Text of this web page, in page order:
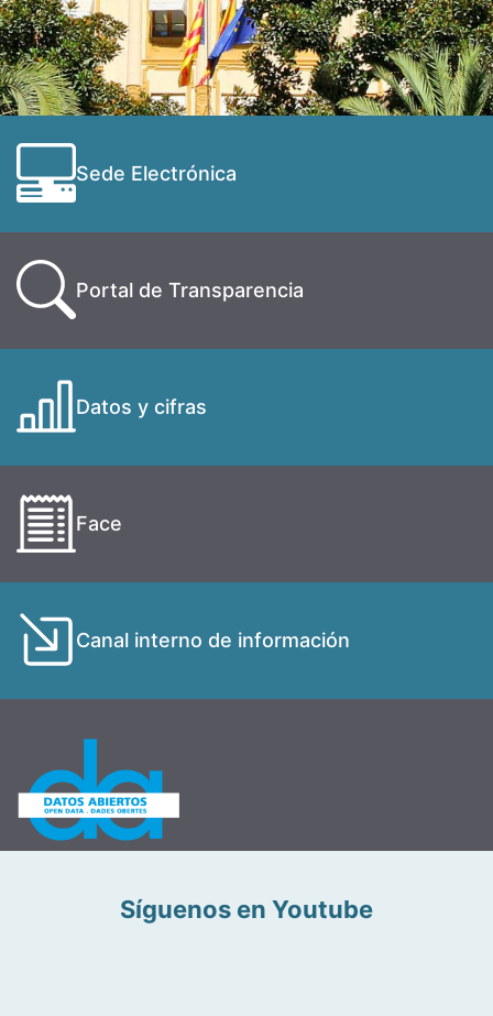
Sede Electrónica
Portal de Transparencia
Datos y cifras
Face
Canal interno de información
Síguenos en Youtube